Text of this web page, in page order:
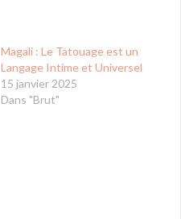
Magali : Le Tatouage est un
Langage Intime et Universel
15 janvier 2025
Dans "Brut"